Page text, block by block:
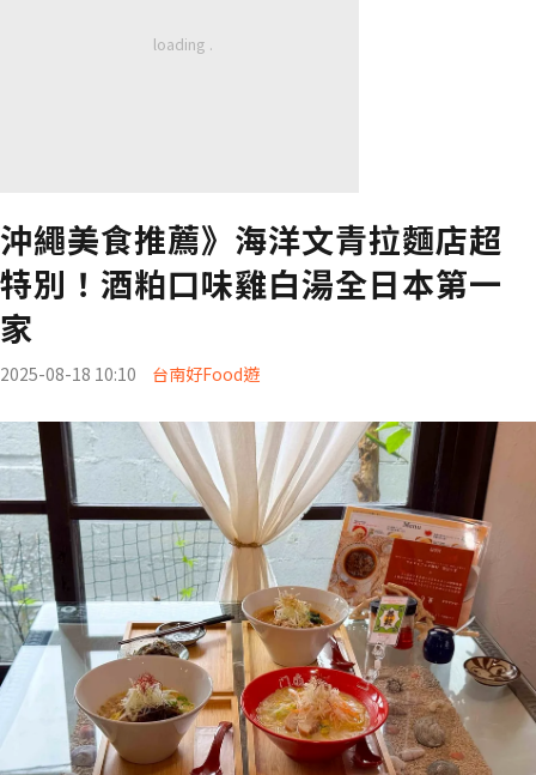
沖繩美食推薦》海洋文青拉麵店超
特別！酒粕口味雞白湯全日本第一
家
2025-08-18 10:10 台南好Food遊